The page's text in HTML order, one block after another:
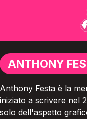
ANTHONY
Anthony Festa è la
iniziato a scrivere nel
solo dell'aspetto